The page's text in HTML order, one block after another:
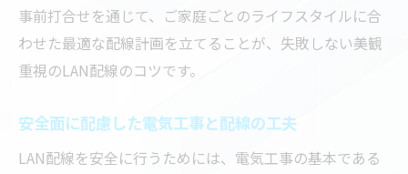
事前打合せを通じて、ご家庭ごとのライフスタイルに合
わせた最適な配線計画を立てることが、失敗しない美観
重視のLAN配線のコツです。
安全面に配慮した電気工事と配線の工夫
LAN配線を安全に行うためには、電気工事の基本である